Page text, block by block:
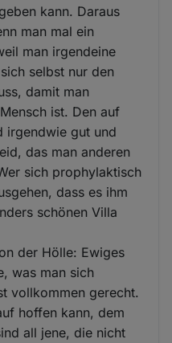
kann. Daraus
man mal ein
man irgendeine
selbst nur den
damit man
ist. Den auf
irgendwie gut und
das man anderen
sich prophylaktisch
dass es ihm
schönen Villa
der Hölle: Ewiges
was man sich
vollkommen gerecht.
hoffen kann, dem
all jene, die nicht